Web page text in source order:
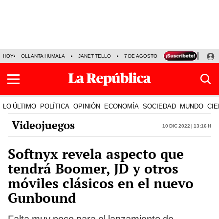
HOY OLLANTA HUMALA JANET TELLO 7 DE AGOSTO TINKA RESULTADOS
LO ÚLTIMO POLÍTICA OPINIÓN ECONOMÍA SOCIEDAD MUNDO
Videojuegos 10 Dic 2022 | 13:16 h
Softnyx revela aspecto que
tendrá Boomer, JD y otros
móviles clásicos en el nuevo
Gunbound